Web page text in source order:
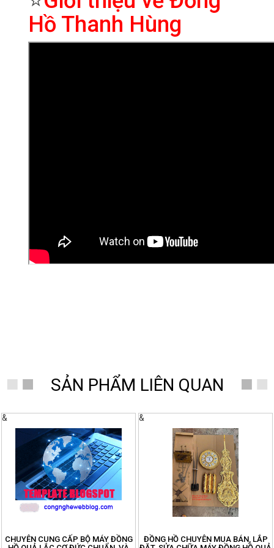
Hồ Thanh Hùng
SẢN PHẨM LIÊN QUAN
&
CHUYÊN CUNG CẤP BỘ MÁY ĐỒNG
&
ĐỒNG HỒ CHUYÊN MUA BÁN, LẮP